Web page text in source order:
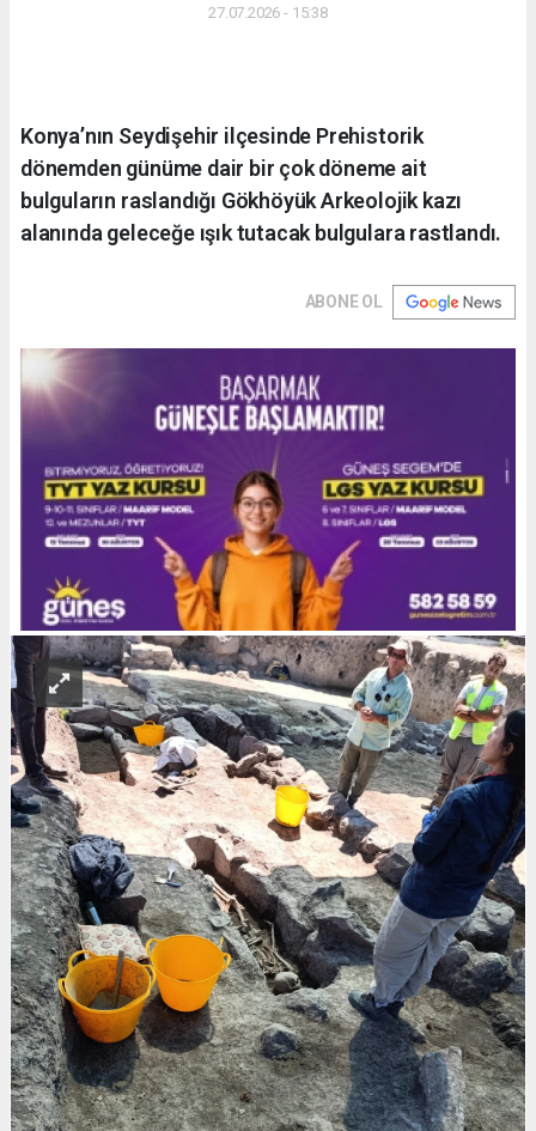
27.07.2026 - 15:38
Konya’nın Seydişehir ilçesinde Prehistorik
dönemden günüme dair bir çok döneme ait
bulguların raslandığı Gökhöyük Arkeolojik kazı
alanında geleceğe ışık tutacak bulgulara rastlandı.
ABONE OL